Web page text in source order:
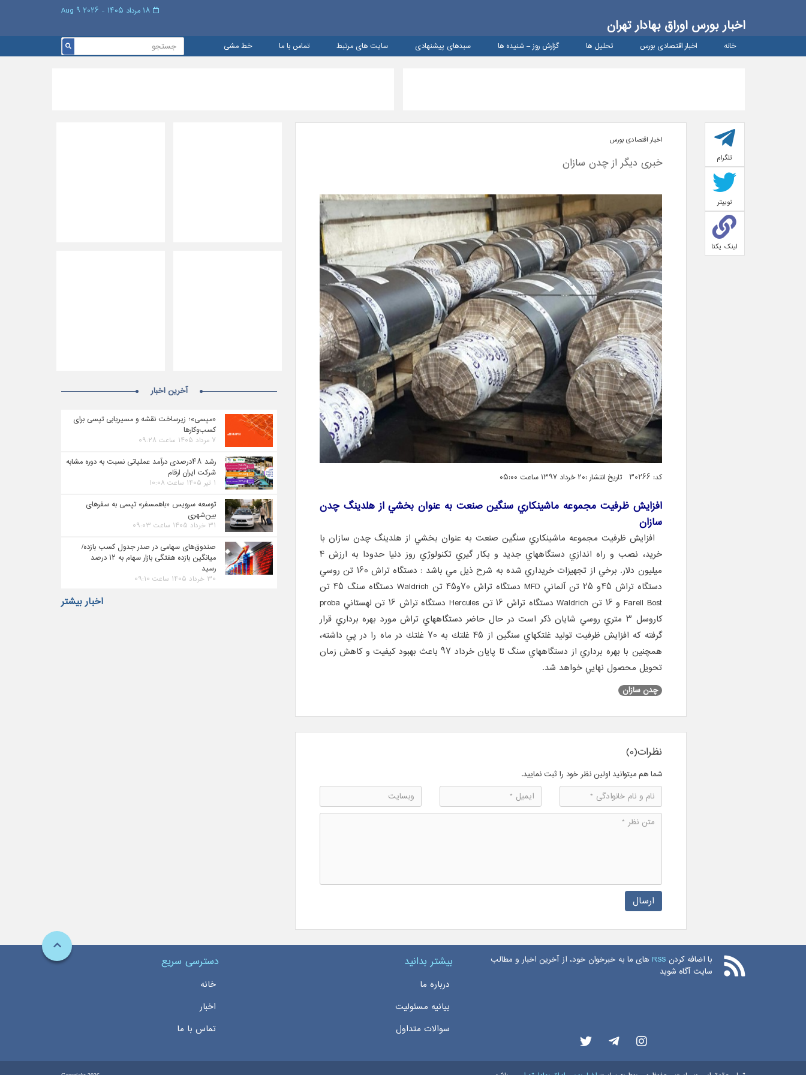
اخبار بورس اوراق بهادار تهران
خانه اخبار اقتصادی بورس تحلیل ها گزارش روز – شنيده ها سبدهای پیشنهادی سایت های مرتبط تماس با ما خط مشی
تلگرام
توییتر
لینک یکتا
اخبار اقتصادی بورس
خبری دیگر از چدن سازان
کد: 30266 تاریخ انتشار :۲۰ خرداد ۱۳۹۷ ساعت ۰۵:۰۰
افزايش ظرفيت مجموعه ماشينكاري سنگين صنعت به عنوان بخشي از هلدينگ چدن
سازان
افزايش ظرفيت مجموعه ماشينكاري سنگين صنعت به عنوان بخشي از هلدينگ چدن سازان با
خريد، نصب و راه اندازي دستگاههاي جديد و بكار گيري تكنولوژي روز دنيا حدودا به ارزش 4
ميليون دلار. برخي از تجهيزات خريداري شده به شرح ذيل مي باشد : دستگاه تراش 160 تن روسي
دستگاه تراش 45و 25 تن آلماني MFD دستگاه تراش 70و45 تن Waldrich دستگاه سنگ 45 تن
Farell Bost و 16 تن Waldrich دستگاه تراش 16 تن Hercules دستگاه تراش 16 تن لهستاني proba
كاروسل 3 متري روسي شايان ذكر است در حال حاضر دستگاههاي تراش مورد بهره برداري قرار
گرفته كه افزايش ظرفيت توليد غلتكهاي سنگين از 45 غلتك به 70 غلتك در ماه را در پي داشته،
همچنين با بهره برداري از دستگاههاي سنگ تا پايان خرداد 97 باعث بهبود كيفيت و كاهش زمان
تحويل محصول نهايي خواهد شد.
چدن سازان
نظرات(0)
شما هم میتوانید اولین نظر خود را ثبت نمایید.
ارسال
آخرین اخبار
«مپسی»؛ زیرساخت نقشه و مسیریابی تپسی برای
کسب‌وکارها
۷ مرداد ۱۴۰۵ ساعت ۰۹:۲۸
رشد ۴۸درصدی درآمد عملیاتی نسبت به دوره مشابه
شرکت ایران ارقام
۱ تیر ۱۴۰۵ ساعت ۱۰:۰۸
توسعه سرویس «باهمسفر» تپسی به سفرهای
بین‌شهری
۳۱ خرداد ۱۴۰۵ ساعت ۰۹:۰۳
صندوق‌های سهامی در صدر جدول کسب بازده/
میانگین بازده هفتگی بازار سهام به ۱۲ درصد
رسید
۳۰ خرداد ۱۴۰۵ ساعت ۰۹:۱۰
اخبار بیشتر
با اضافه کردن RSS های ما به خبرخوان خود، از آخرین اخبار و مطالب
سایت آگاه شوید
بیشتر بدانید
درباره ما
بیانیه مسئولیت
سوالات متداول
دسترسی سریع
خانه
اخبار
تماس با ما